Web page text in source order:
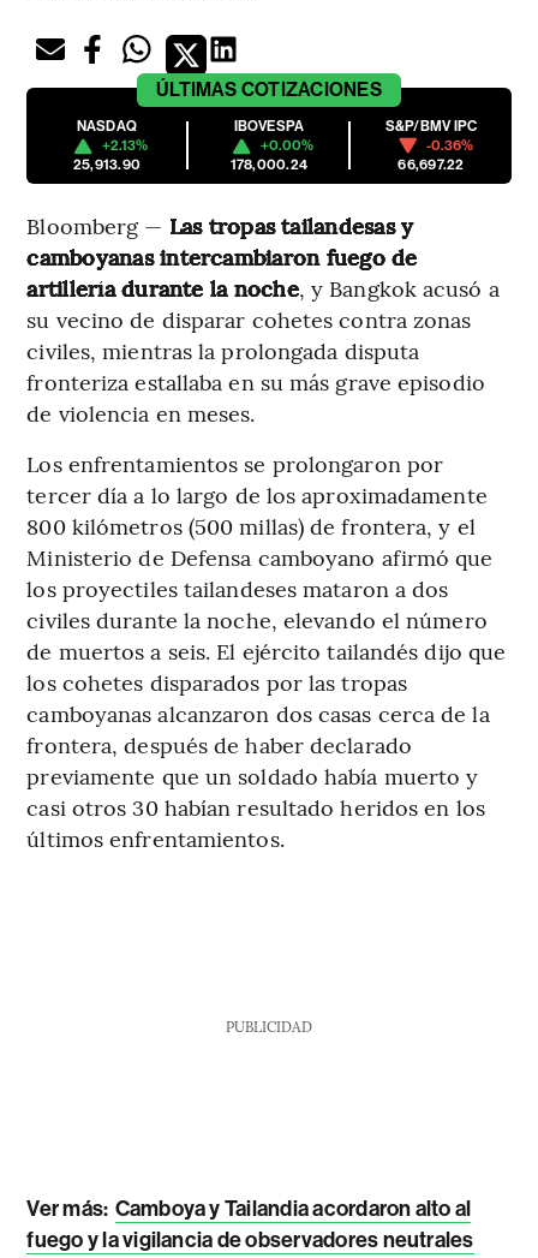
ÚLTIMAS COTIZACIONES
NASDAQ
+2.13%
25,913.90
IBOVESPA
+0.00%
178,000.24
S&P/BMV IPC
-0.36%
66,697.22
Bloomberg — Las tropas tailandesas y
camboyanas intercambiaron fuego de
artillería durante la noche, y Bangkok acusó a
su vecino de disparar cohetes contra zonas
civiles, mientras la prolongada disputa
fronteriza estallaba en su más grave episodio
de violencia en meses.
Los enfrentamientos se prolongaron por
tercer día a lo largo de los aproximadamente
800 kilómetros (500 millas) de frontera, y el
Ministerio de Defensa camboyano afirmó que
los proyectiles tailandeses mataron a dos
civiles durante la noche, elevando el número
de muertos a seis. El ejército tailandés dijo que
los cohetes disparados por las tropas
camboyanas alcanzaron dos casas cerca de la
frontera, después de haber declarado
previamente que un soldado había muerto y
casi otros 30 habían resultado heridos en los
últimos enfrentamientos.
PUBLICIDAD
Ver más: Camboya y Tailandia acordaron alto al
fuego y la vigilancia de observadores neutrales